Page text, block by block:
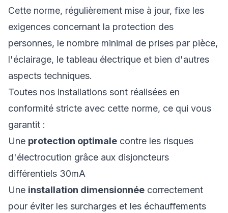
Cette norme, régulièrement mise à jour, fixe les
exigences concernant la protection des
personnes, le nombre minimal de prises par pièce,
l'éclairage, le tableau électrique et bien d'autres
aspects techniques.
Toutes nos installations sont réalisées en
conformité stricte avec cette norme, ce qui vous
garantit :
Une protection optimale contre les risques
d'électrocution grâce aux disjoncteurs
différentiels 30mA
Une installation dimensionnée correctement
pour éviter les surcharges et les échauffements